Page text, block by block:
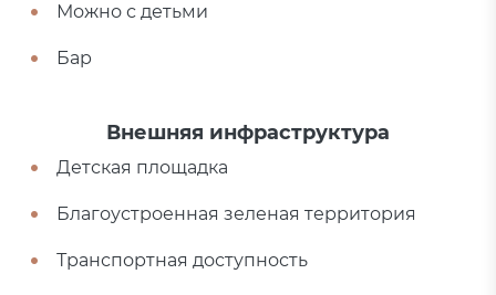
Можно с детьми
Бар
Внешняя инфраструктура
Детская площадка
Благоустроенная зеленая территория
Транспортная доступность